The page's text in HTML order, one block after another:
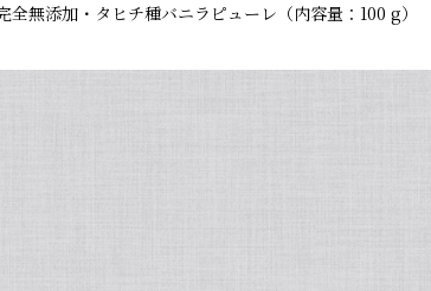
無添加・タヒチ種バニラピューレ（内容量：100 g）